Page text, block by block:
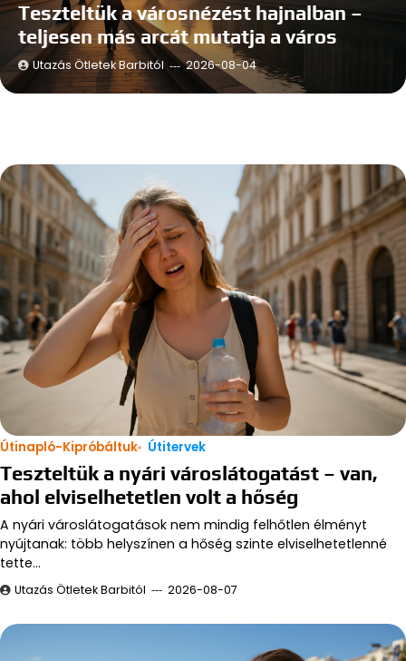
Teszteltük a városnézést hajnalban –
teljesen más arcát mutatja a város
Utazás Ötletek Barbitól 2026-08-04
Útinapló-Kipróbáltuk Útitervek
Teszteltük a nyári városlátogatást – van,
ahol elviselhetetlen volt a hőség
A nyári városlátogatások nem mindig felhőtlen élményt
nyújtanak: több helyszínen a hőség szinte elviselhetetlenné
tette…
Utazás Ötletek Barbitól 2026-08-07